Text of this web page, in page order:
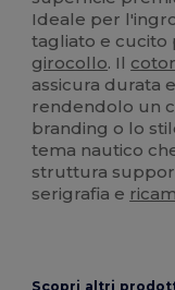
Ideale per
tagliato e cucito
girocollo. Il
assicura durata
rendendolo un
branding o lo
tema nautico
struttura
serigrafia e
Scopri altri